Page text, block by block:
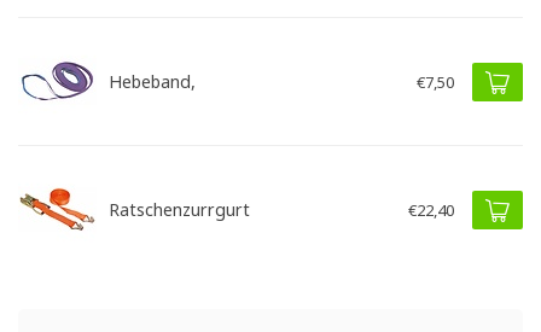
Hebeband, €7,50
Ratschenzurrgurt €22,40